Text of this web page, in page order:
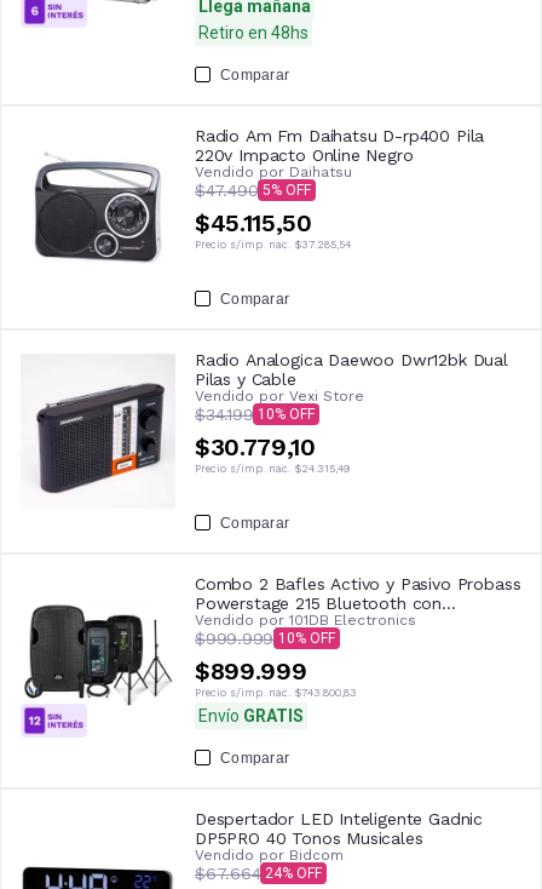
Llega mañana
Retiro en 48hs
Comparar
Radio Am Fm Daihatsu D-rp400 Pila
220v Impacto Online Negro
Vendido por Daihatsu
$47.490 5
$45.115,50
Precio s/imp. nac. $37.285,54
Comparar
Radio Analogica Daewoo Dwr12bk Dual
Pilas y Cable
Vendido por Vexi Store
$34.199 10
$30.779,10
Precio s/imp. nac. $24.315,49
Comparar
Combo 2 Bafles Activo y Pasivo Probass
Powerstage 215 Bluetooth con
Microfono, Cable y 2 Soportes Trípode
Vendido por 101DB Electronics
$999.999 10
$899.999
Precio s/imp. nac. $743.800,83
Envío GRATIS
Comparar
Despertador LED Inteligente Gadnic
DP5PRO 40 Tonos Musicales
Vendido por Bidcom
$67.664 24